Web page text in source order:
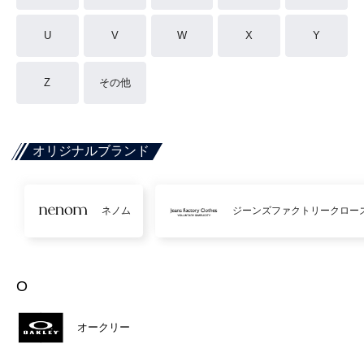
U V W X Y
Z その他
オリジナルブランド
ネノム ジーンズファクトリークロー
O
オークリー